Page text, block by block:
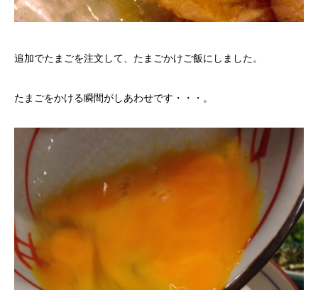
追加でたまごを注文して、たまごかけご飯にしました。
たまごをかける瞬間がしあわせです・・・。